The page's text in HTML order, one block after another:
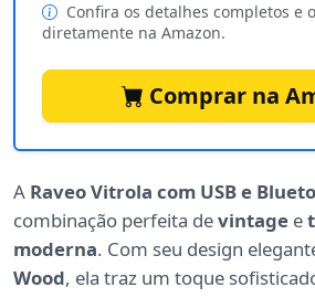
Confira os detalhes completos e
diretamente na Amazon.
Comprar na
A Raveo Vitrola com USB e
combinação perfeita devintage e
moderna. Com seu design
Wood, ela traz um toque